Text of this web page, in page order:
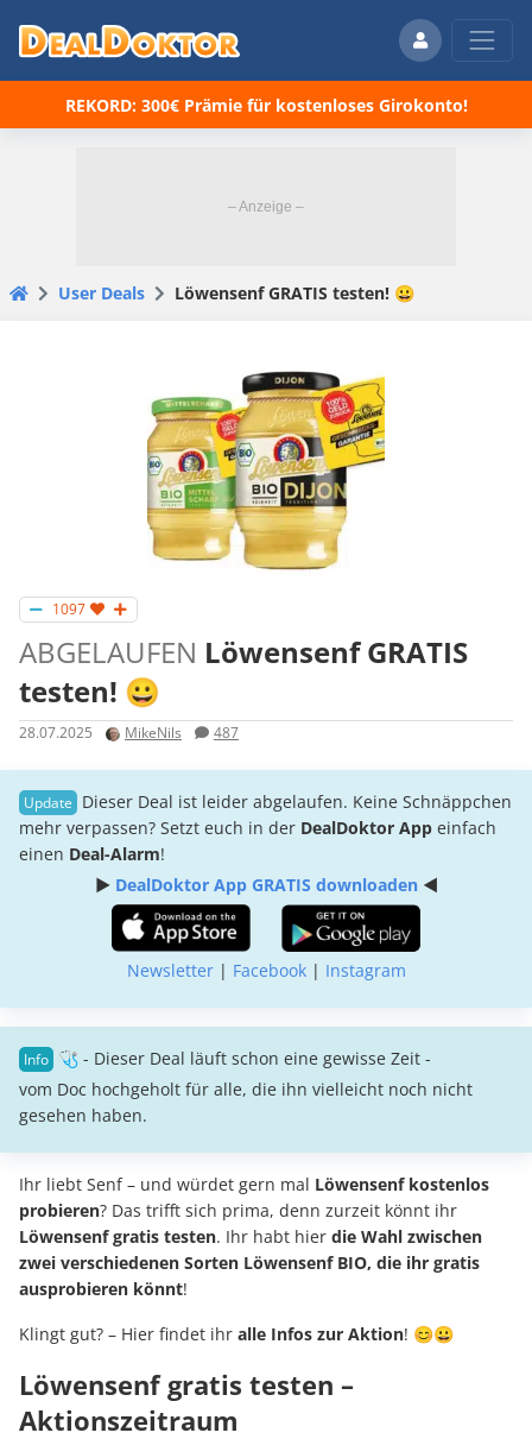
REKORD: 300€ Prämie für kostenloses Girokonto!
User Deals Löwensenf GRATIS testen! 😀
1097
ABGELAUFEN Löwensenf GRATIS
testen! 😀
28.07.2025 MikeNils 487
Dieser Deal ist leider abgelaufen. Keine Schnäppchen
mehr verpassen? Setzt euch in der DealDoktor App einfach
einen Deal-Alarm!
► DealDoktor App GRATIS downloaden◄
Newsletter| Facebook| Instagram
🩺 - Dieser Deal läuft schon eine gewisse Zeit -
vom Doc hochgeholt für alle, die ihn vielleicht noch nicht
gesehen haben.
Ihr liebt Senf – und würdet gern mal Löwensenf kostenlos
probieren? Das trifft sich prima, denn zurzeit könnt ihr
Löwensenf gratis testen. Ihr habt hier die Wahl zwischen
zwei verschiedenen Sorten Löwensenf BIO, die ihr gratis
ausprobieren könnt!
Klingt gut? – Hier findet ihr alle Infos zur Aktion! 😊😀
Löwensenf gratis testen –
Aktionszeitraum